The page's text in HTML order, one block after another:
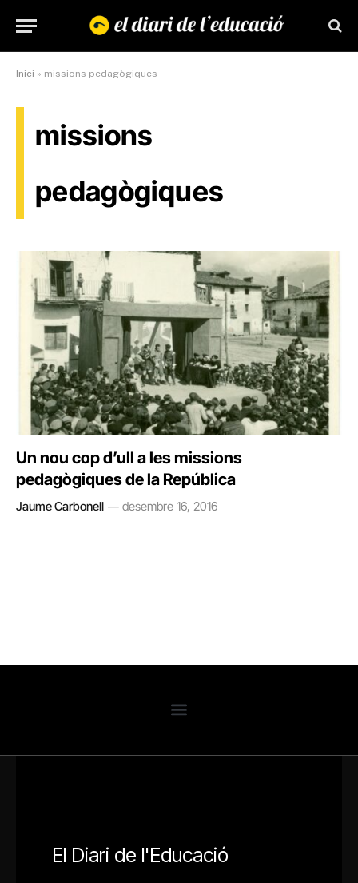
Inici » missions pedagògiques
missions
pedagògiques
Un nou cop d’ull a les missions
pedagògiques de la República
Jaume Carbonell desembre 16, 2016